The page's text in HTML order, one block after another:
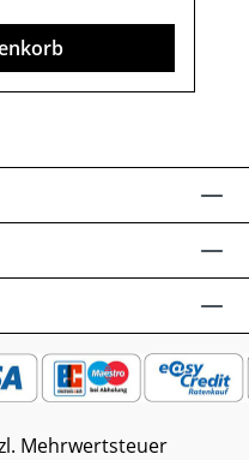
abweichen.
Mehrwertsteuer